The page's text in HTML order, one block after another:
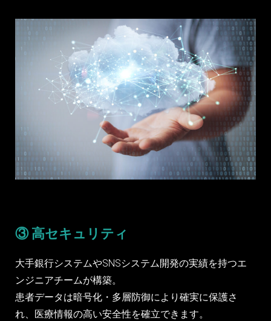
③ 高セキュリティ
大手銀行システムやSNSシステム開発の実績を持つエ
ンジニアチームが構築。
患者データは暗号化・多層防御により確実に保護さ
れ、医療情報の高い安全性を確立できます。